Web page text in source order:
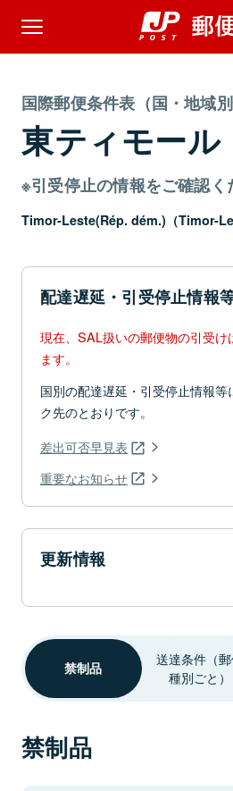
国際郵便条件表（国・地域別
東ティモール
※引受停止の情報をご確認く
Timor-Leste(Rép. dém.)（Timor-
配達遅延・引受停止情報
現在、SAL扱いの郵便物の引受
ます。
国別の配達遅延・引受停止情報
ク先のとおりです。
差出可否早見表
重要なお知らせ
更新情報
禁制品
送達条件（
種別ごと）
禁制品